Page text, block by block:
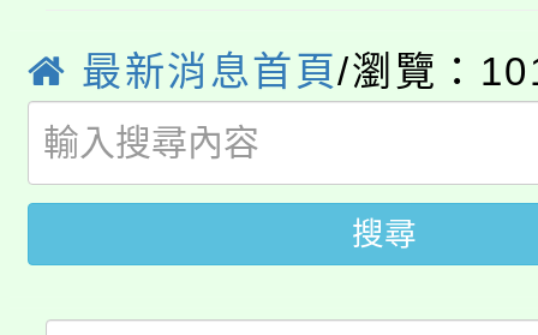
版
公告本校115學年度第
代理(課)教師甄選結果(
「2026金融保險知識
車」活動
桃園市115學年度學生
生本土語及新住民語歌
公告本校115學年度第
代理(課)教師甄選結果(
公告本校115學年度第
最新消息首頁/瀏覽：
搜尋